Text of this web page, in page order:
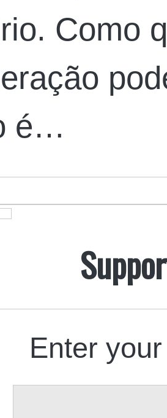
Como
é…
Enter